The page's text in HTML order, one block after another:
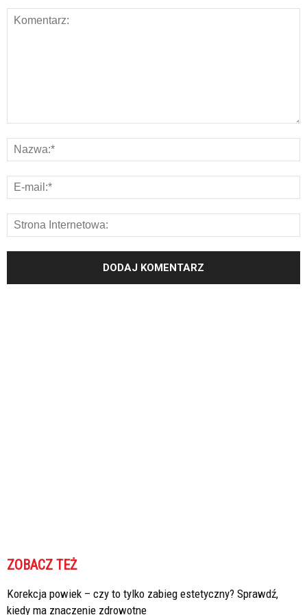
ZOBACZ TEŻ
Korekcja powiek – czy to tylko zabieg estetyczny? Sprawdź,
kiedy ma znaczenie zdrowotne